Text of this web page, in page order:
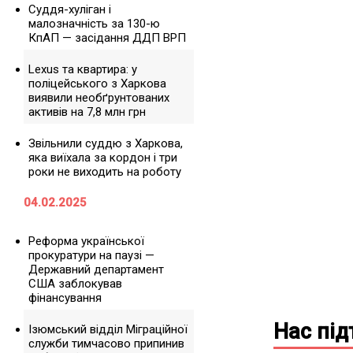
Суддя-хуліган і
малозначність за 130-ю
КпАП — засідання ДДП ВРП
Lexus та квартира: у
поліцейського з Харкова
виявили необґрунтованих
активів на 7,8 млн грн
Звільнили суддю з Харкова,
яка виїхала за кордон і три
роки не виходить на роботу
04.02.2025
Реформа української
прокуратури на паузі —
Державний департамент
США заблокував
фінансування
Ізюмський відділ Міграційної
служби тимчасово припинив
Нас